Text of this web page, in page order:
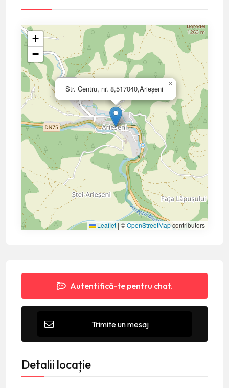
Str. Centru, nr. 8,517040,Arieșeni
×
+
−
Leaflet | ©OpenStreetMapcontributors
Autentifică-te pentru chat.
Trimite un mesaj
Detalii locație